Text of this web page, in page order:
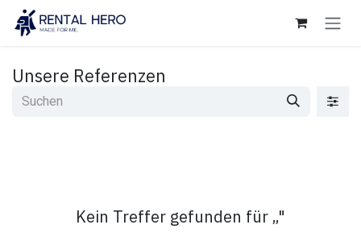
Zum Inhalt springen
Unsere Referenzen
Kein Treffer gefunden für „"